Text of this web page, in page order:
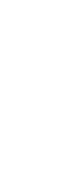
Marietta: